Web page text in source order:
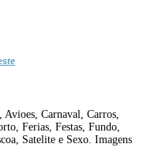
Carnaval, Carros,
Ferias, Festas, Fundo,
Satelite e Sexo. Imagens